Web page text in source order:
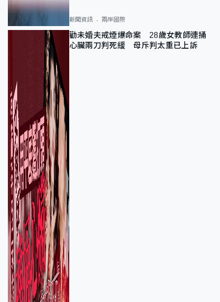
新聞資訊 兩岸國際
勸未婚夫戒煙爆命案 28歲女教師連捅
心臟兩刀判死緩 母斥判太重已上訴